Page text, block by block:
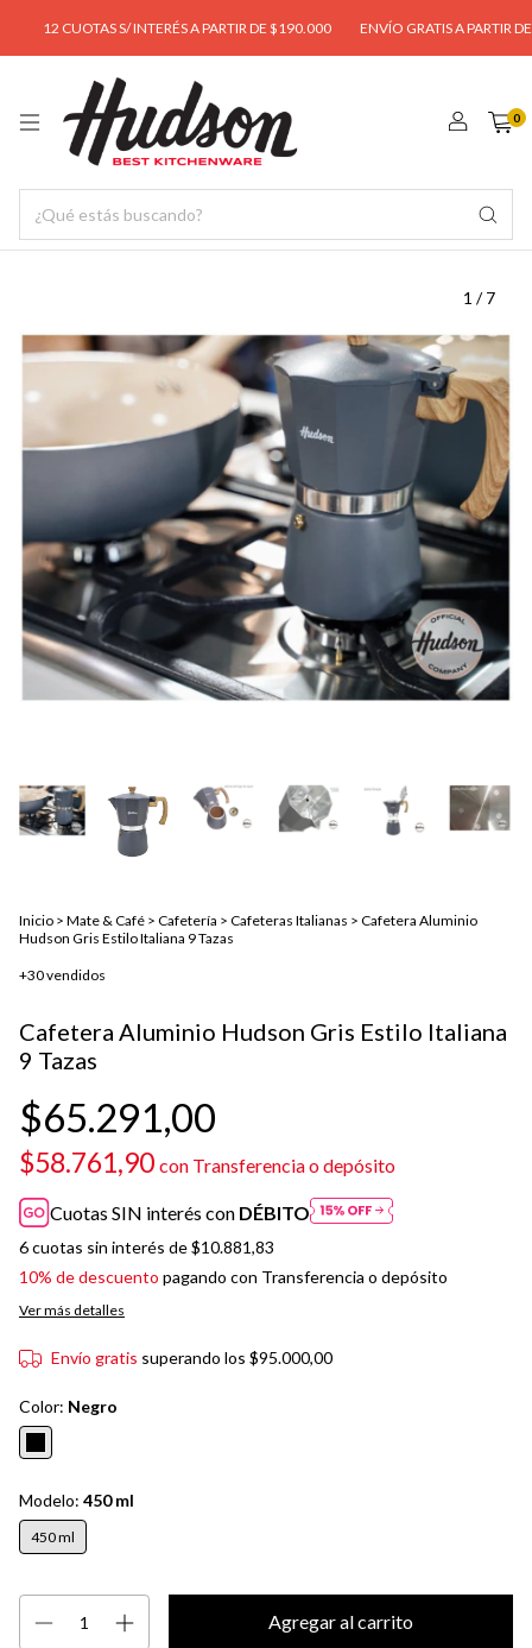
12 CUOTAS S/ INTERÉS A PARTIR DE $190.000 ENVÍO GRATIS A PARTIR DE
0
1 /7
Inicio > Mate & Café > Cafetería > Cafeteras Italianas > Cafetera Aluminio
Hudson Gris Estilo Italiana 9 Tazas
+30 vendidos
Cafetera Aluminio Hudson Gris Estilo Italiana
9 Tazas
$65.291,00
$58.761,90 con Transferencia o depósito
Cuotas SIN interés con DÉBITO
6cuotas sin interés de$10.881,83
10% de descuento pagando con Transferencia o depósito
Ver más detalles
Envío gratis superando los $95.000,00
Color: Negro
Modelo: 450 ml
450 ml